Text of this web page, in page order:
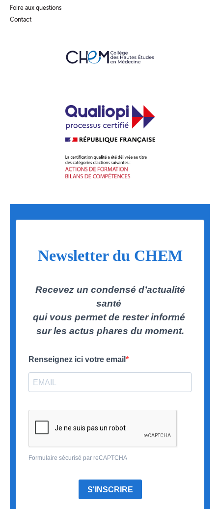
Foire aux questions
Contact
Newsletter du CHEM
Recevez un condensé d’actualité
santé
qui vous permet de rester informé
sur les actus phares du moment.
Renseignez ici votre email
Formulaire sécurisé par reCAPTCHA
S'INSCRIRE